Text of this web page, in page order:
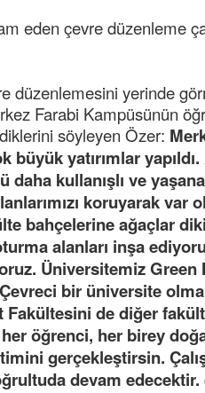
eden çevre düzenleme
düzenlemesini yerinde
Farabi Kampüsünün
söyleyen Özer: 
yatırımlar yapıldı.
kullanışlı ve
koruyarak var
bahçelerine ağaçlar
alanları inşa
Üniversitemiz Green
bir üniversite
de diğer
öğrenci, her birey
gerçekleştirsin.
devam edecektir.